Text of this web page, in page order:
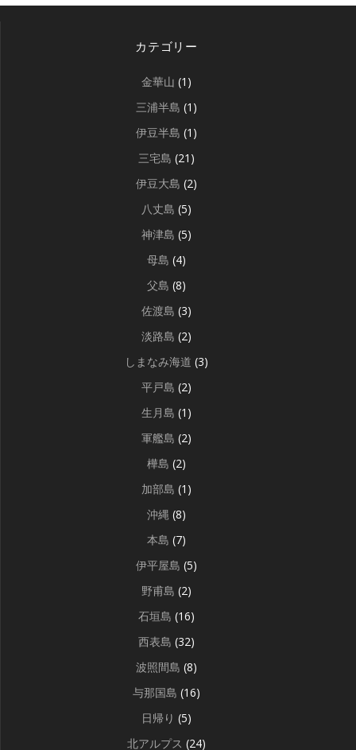
カテゴリー
金華山 (1)
三浦半島 (1)
伊豆半島 (1)
三宅島 (21)
伊豆大島 (2)
八丈島 (5)
神津島 (5)
母島 (4)
父島 (8)
佐渡島 (3)
淡路島 (2)
しまなみ海道 (3)
平戸島 (2)
生月島 (1)
軍艦島 (2)
樺島 (2)
加部島 (1)
沖縄 (8)
本島 (7)
伊平屋島 (5)
野甫島 (2)
石垣島 (16)
西表島 (32)
波照間島 (8)
与那国島 (16)
日帰り (5)
北アルプス (24)